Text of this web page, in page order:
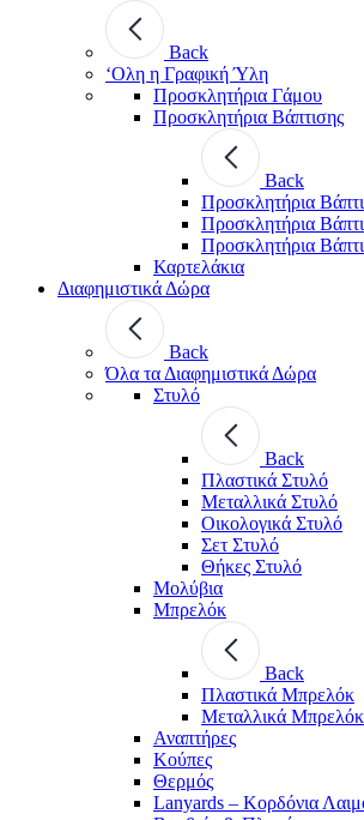
Back
‘Ολη η Γραφική Ύλη
Προσκλητήρια Γάμου
Προσκλητήρια Βάπτισης
Back
Προσκλητήρια
Προσκλητήρια
Προσκλητήρια
Καρτελάκια
Διαφημιστικά Δώρα
Back
Όλα τα Διαφημιστικά Δώρα
Στυλό
Back
Πλαστικά Στυλό
Μεταλλικά Στυλό
Οικολογικά Στυλό
Σετ Στυλό
Θήκες Στυλό
Μολύβια
Μπρελόκ
Back
Πλαστικά Μπρελόκ
Μεταλλικά Μπρελόκ
Αναπτήρες
Κούπες
Θερμός
Lanyards – Kορδόνια